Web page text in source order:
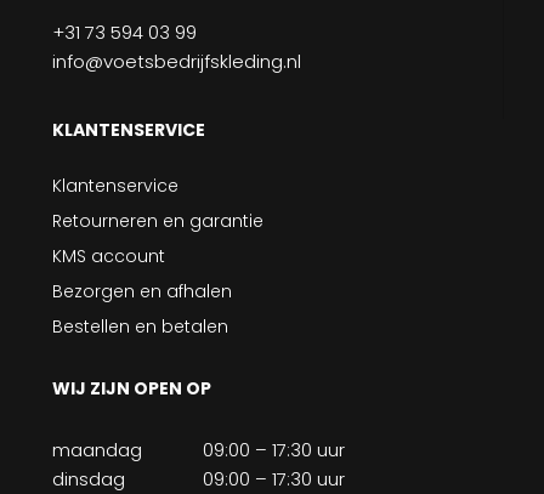
+31 73 594 03 99
info@voetsbedrijfskleding.nl
KLANTENSERVICE
Klantenservice
Retourneren en garantie
KMS account
Bezorgen en afhalen
Bestellen en betalen
WIJ ZIJN OPEN OP
maandag
09:00 – 17:30 uur
dinsdag
09:00 – 17:30 uur